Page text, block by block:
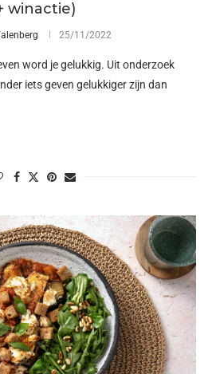
winactie)
25/11/2022
word je gelukkig. Uit onderzoek
iets geven gelukkiger zijn dan